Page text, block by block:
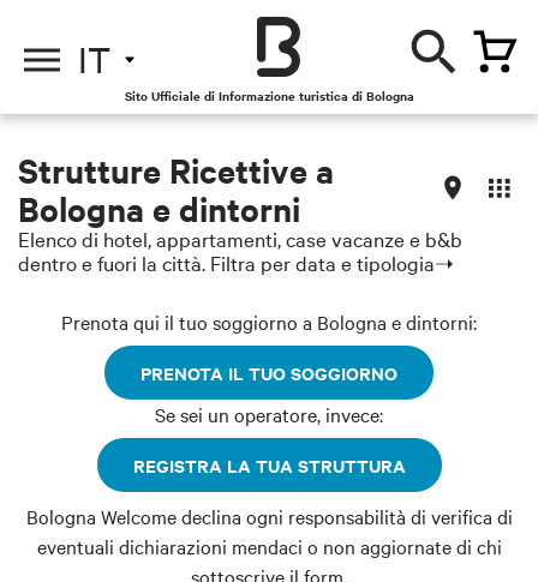
IT
Sito Ufficiale di Informazione turistica di Bologna
Strutture Ricettive a
Bologna e dintorni
Elenco di hotel, appartamenti, case vacanze e b&b
dentro e fuori la città. Filtra per data e tipologia➝
Prenota qui il tuo soggiorno a Bologna e dintorni:
PRENOTA IL TUO SOGGIORNO
Se sei un operatore, invece:
REGISTRA LA TUA STRUTTURA
Bologna Welcome declina ogni responsabilità di verifica di
eventuali dichiarazioni mendaci o non aggiornate di chi
sottoscrive il form.